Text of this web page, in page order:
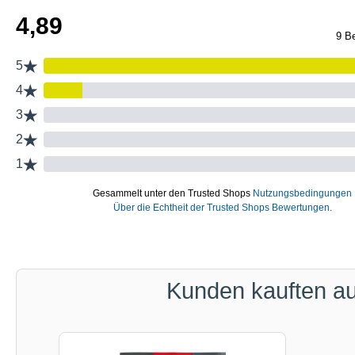
Kunden kauften
Produktgalerie überspringen